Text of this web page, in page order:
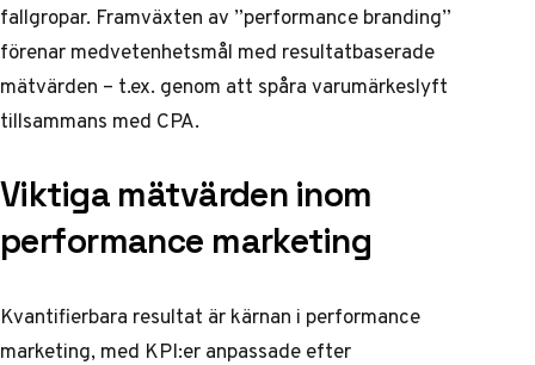
fallgropar. Framväxten av ”performance branding”
förenar medvetenhetsmål med resultatbaserade
mätvärden – t.ex. genom att spåra varumärkeslyft
tillsammans med CPA.
Viktiga mätvärden inom
performance marketing
Kvantifierbara resultat är kärnan i performance
marketing, med KPI:er anpassade efter